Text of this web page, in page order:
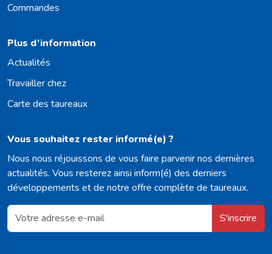
Commandes
Plus d’information
Actualités
Travailler chez
Carte des taureaux
Vous souhaitez rester informé(e) ?
Nous nous réjouissons de vous faire parvenir nos dernières
actualités. Vous resterez ainsi inform(é) des derniers
développements et de notre offre complète de taureaux.
S'inscrire